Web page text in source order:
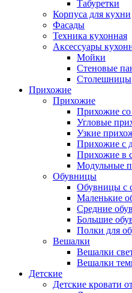
Табуретки
Корпуса для кухни
Фасады
Техника кухонная
Аксессуары
Мойки
Стеновые
Столешницы
Прихожие
Прихожие
Прихожие
Угловые
Узкие
Прихожие с
Прихожие в
Модульные
Обувницы
Обувницы с
Маленькие
Средние
Большие
Полки для
Вешалки
Вешалки
Вешалки
Детские
Детские кровати